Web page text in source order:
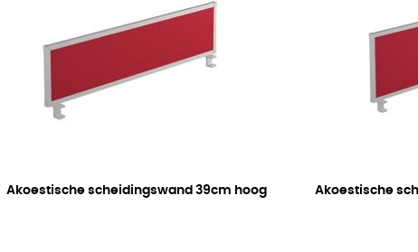
Akoestische scheidingswand39cm hoog Akoestische